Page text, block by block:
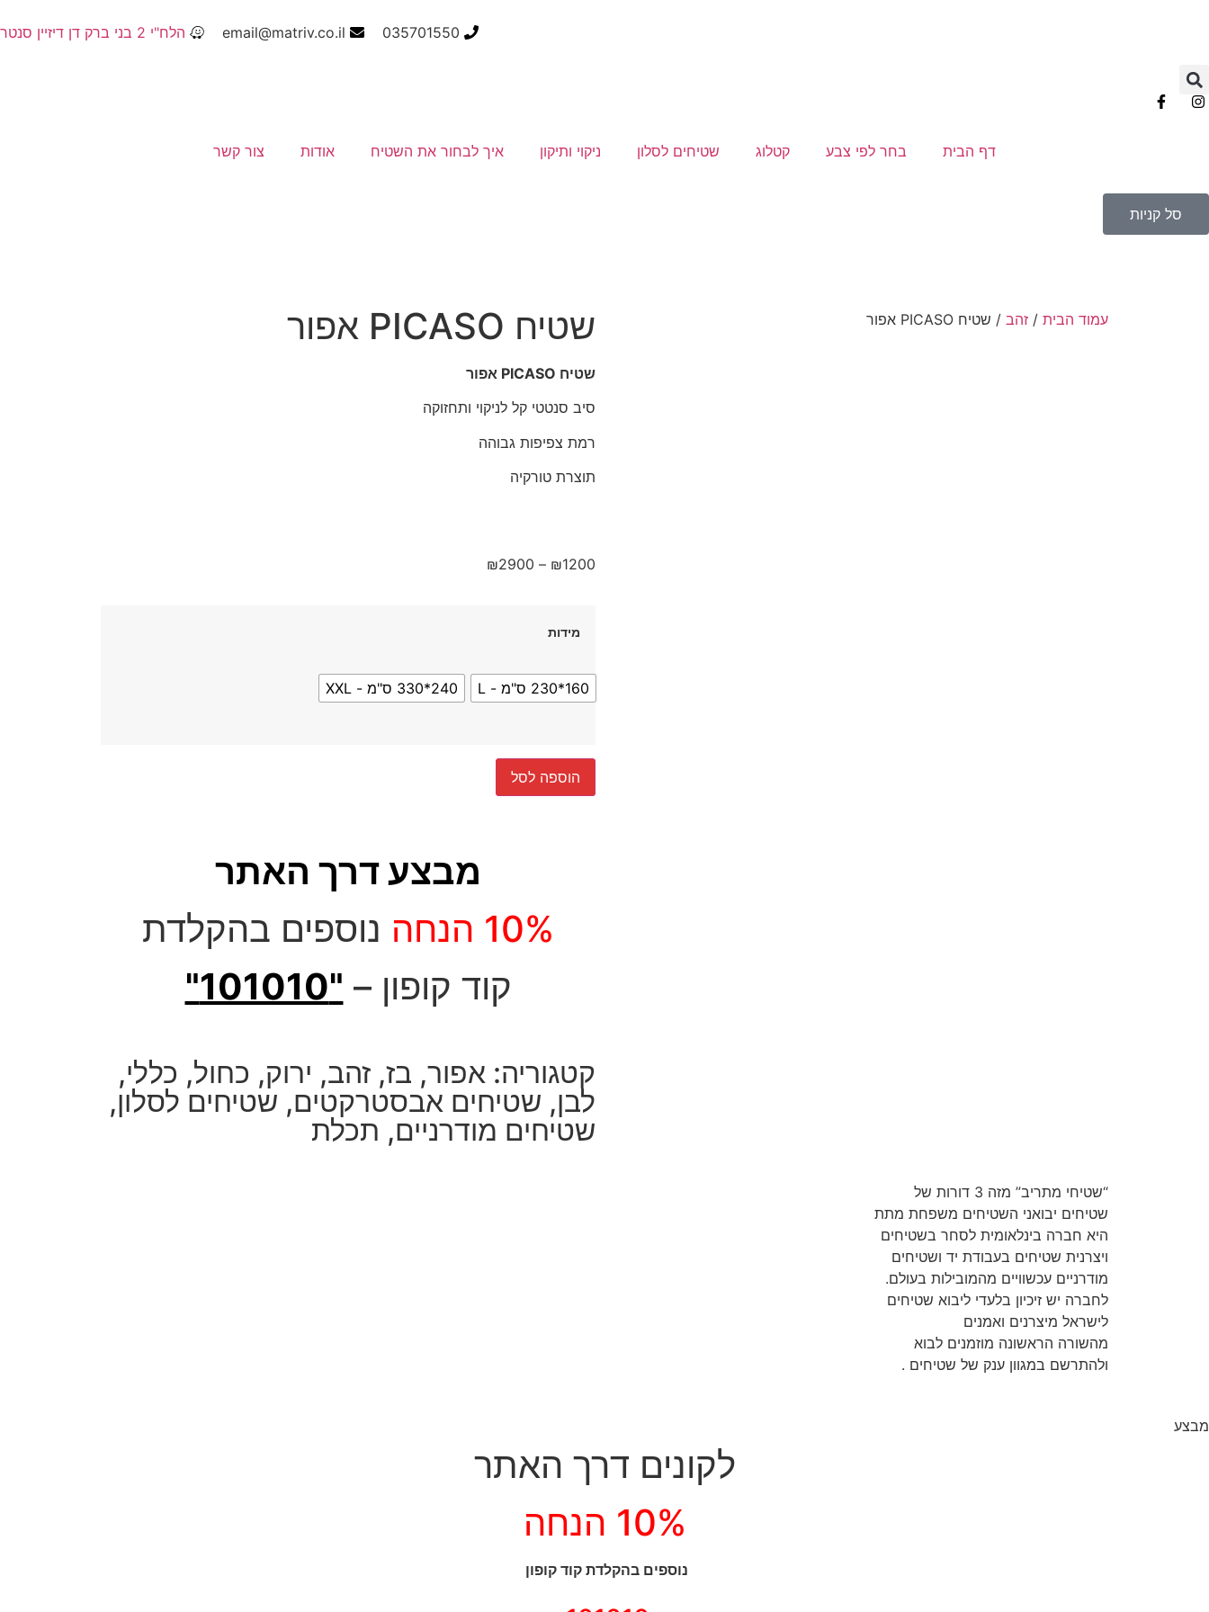
035701550
email@matriv.co.il הלח"י 2 בני ברק דן דיזיין סנטר
דף הבית בחר לפי צבע קטלוג שטיחים לסלון ניקוי ותיקון איך לבחור את השטיח אודות צור קשר
סל קניות
עמוד הבית / זהב / שטיח PICASO אפור שטיח PICASO אפור
שטיח PICASO אפור
סיב סנטטי קל לניקוי ותחזוקה
רמת צפיפות גבוהה
תוצרת טורקיה
₪1200
–
₪2900
מידות
160*230 ס"מ - L 240*330 ס"מ - XXL
הוספה לסל
מבצע דרך האתר
10% הנחה
נוספים בהקלדת
קוד קופון – "101010"
קטגוריה: אפור, בז, זהב, ירוק, כחול, כללי,
לבן, שטיחים אבסטרקטים, שטיחים לסלון,
שטיחים מודרניים, תכלת
“שטיחי מתריב” מזה 3 דורות של
שטיחים יבואני השטיחים משפחת מתת
היא חברה בינלאומית לסחר בשטיחים
ויצרנית שטיחים בעבודת יד ושטיחים
מודרניים עכשוויים מהמובילות בעולם.
לחברה יש זיכיון בלעדי ליבוא שטיחים
לישראל מיצרנים ואמנים
מהשורה הראשונה מוזמנים לבוא
ולהתרשם במגוון ענק של שטיחים .
מבצע
לקונים דרך האתר
נוספים בהקלדת קוד קופון